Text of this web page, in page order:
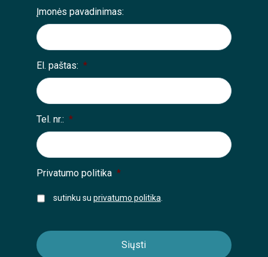
Įmonės pavadinimas:
El. paštas: *
Tel. nr.: *
Privatumo politika *
sutinku su privatumo politika